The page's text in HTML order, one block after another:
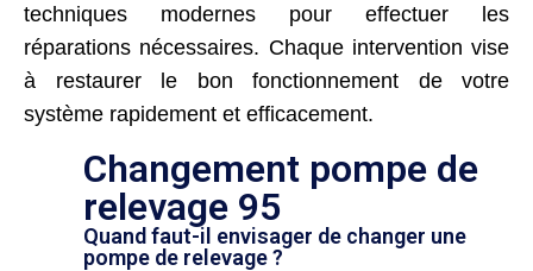
techniques modernes pour effectuer les
réparations nécessaires. Chaque intervention vise
à restaurer le bon fonctionnement de votre
système rapidement et efficacement.
Changement pompe de
relevage 95
Quand faut-il envisager de changer une
pompe de relevage ?